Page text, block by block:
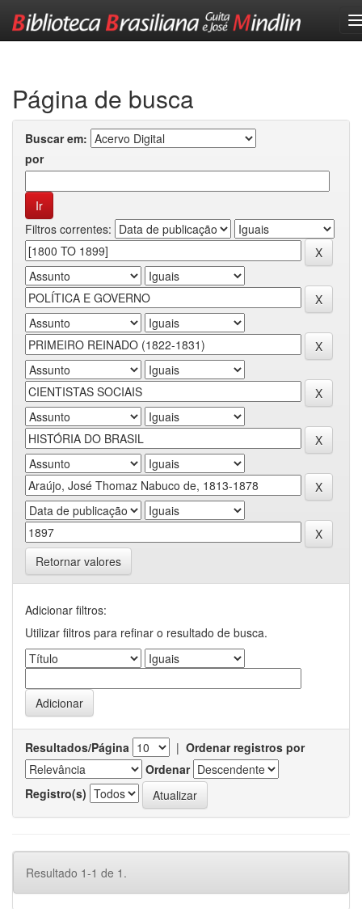
Página de busca
Buscar em:
por
Filtros correntes:
Retornar valores
Adicionar filtros:
Utilizar filtros para refinar o resultado de busca.
Resultados/Página | Ordenar registros por
Ordenar
Registro(s)
Resultado 1-1 de 1.